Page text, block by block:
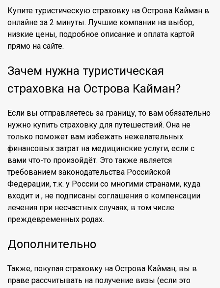
Купите туристическую страховку на Острова Кайман в
онлайне за 2 минуты. Лучшие компании на выбор,
низкие цены, подробное описание и оплата картой
прямо на сайте.
Зачем нужна туристическая
страховка на Острова Кайман?
Если вы отправляетесь за границу, то вам обязательно
нужно купить страховку для путешествий. Она не
только поможет вам избежать нежелательных
финансовых затрат на медицинские услуги, если с
вами что-то произойдёт. Это также является
требованием законодательства Российской
Федерации, т.к. у России со многими странами, куда
входит и , не подписаны соглашения о компенсации
лечения при несчастных случаях, в том числе
преждевременных родах.
Дополнительно
Также, покупая страховку на Острова Кайман, вы в
праве рассчитывать на получение визы (если это